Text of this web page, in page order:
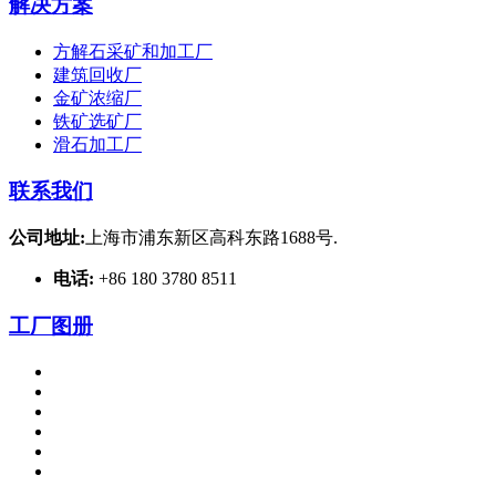
解决方案
方解石采矿和加工厂
建筑回收厂
金矿浓缩厂
铁矿选矿厂
滑石加工厂
联系我们
公司地址: 上海市浦东新区高科东路1688号.
电话: +86 180 3780 8511
工厂图册